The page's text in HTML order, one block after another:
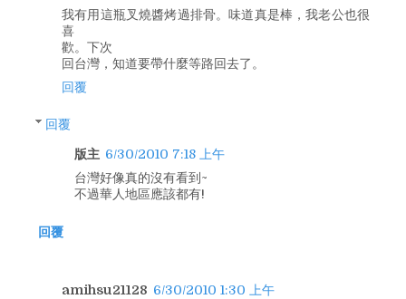
我有用這瓶叉燒醬烤過排骨。味道真是棒，我老公也很
喜
歡。下次
回台灣，知道要帶什麼等路回去了。
回覆
回覆
版主 6/30/2010 7:18 上午
台灣好像真的沒有看到~
不過華人地區應該都有!
回覆
amihsu21128 6/30/2010 1:30 上午